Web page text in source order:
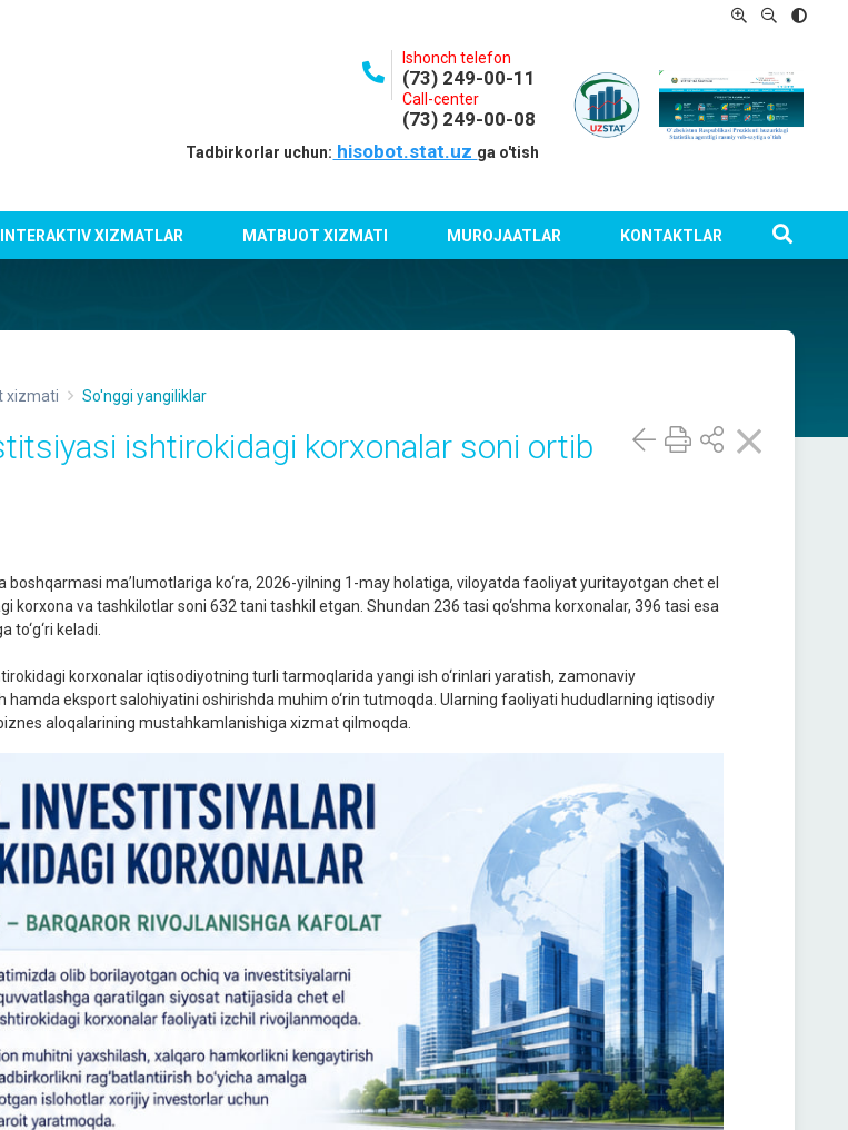
Ishonch telefon
(73) 249-00-11
Call-center
(73) 249-00-08
Tadbirkorlar uchun: hisobot.stat.uz ga o'tish
INTERAKTIV XIZMATLAR MATBUOT XIZMATI MUROJAATLAR KONTAKTLAR
xizmati So'nggi yangiliklar
ishtirokidagi korxonalar soni ortib
boshqarmasi ma’lumotlariga ko‘ra, 2026-yilning 1-may holatiga, viloyatda faoliyat yuritayotgan chet el
korxona va tashkilotlar soni 632 tani tashkil etgan. Shundan 236 tasi qo‘shma korxonalar, 396 tasi esa
to‘g‘ri keladi.
korxonalar iqtisodiyotning turli tarmoqlarida yangi ish o‘rinlari yaratish, zamonaviy
hamda eksport salohiyatini oshirishda muhim o‘rin tutmoqda. Ularning faoliyati hududlarning iqtisodiy
aloqalarining mustahkamlanishiga xizmat qilmoqda.